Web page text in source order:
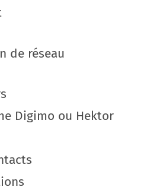
de réseau
Digimo ou Hektor